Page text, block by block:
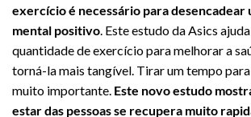
exercício é necessário para desencadear
mental positivo. Este estudo da Asics
quantidade de exercício para melhorar a
torná-la mais tangível. Tirar um tempo para
muito importante. Este novo estudo
estar das pessoas se recupera muito